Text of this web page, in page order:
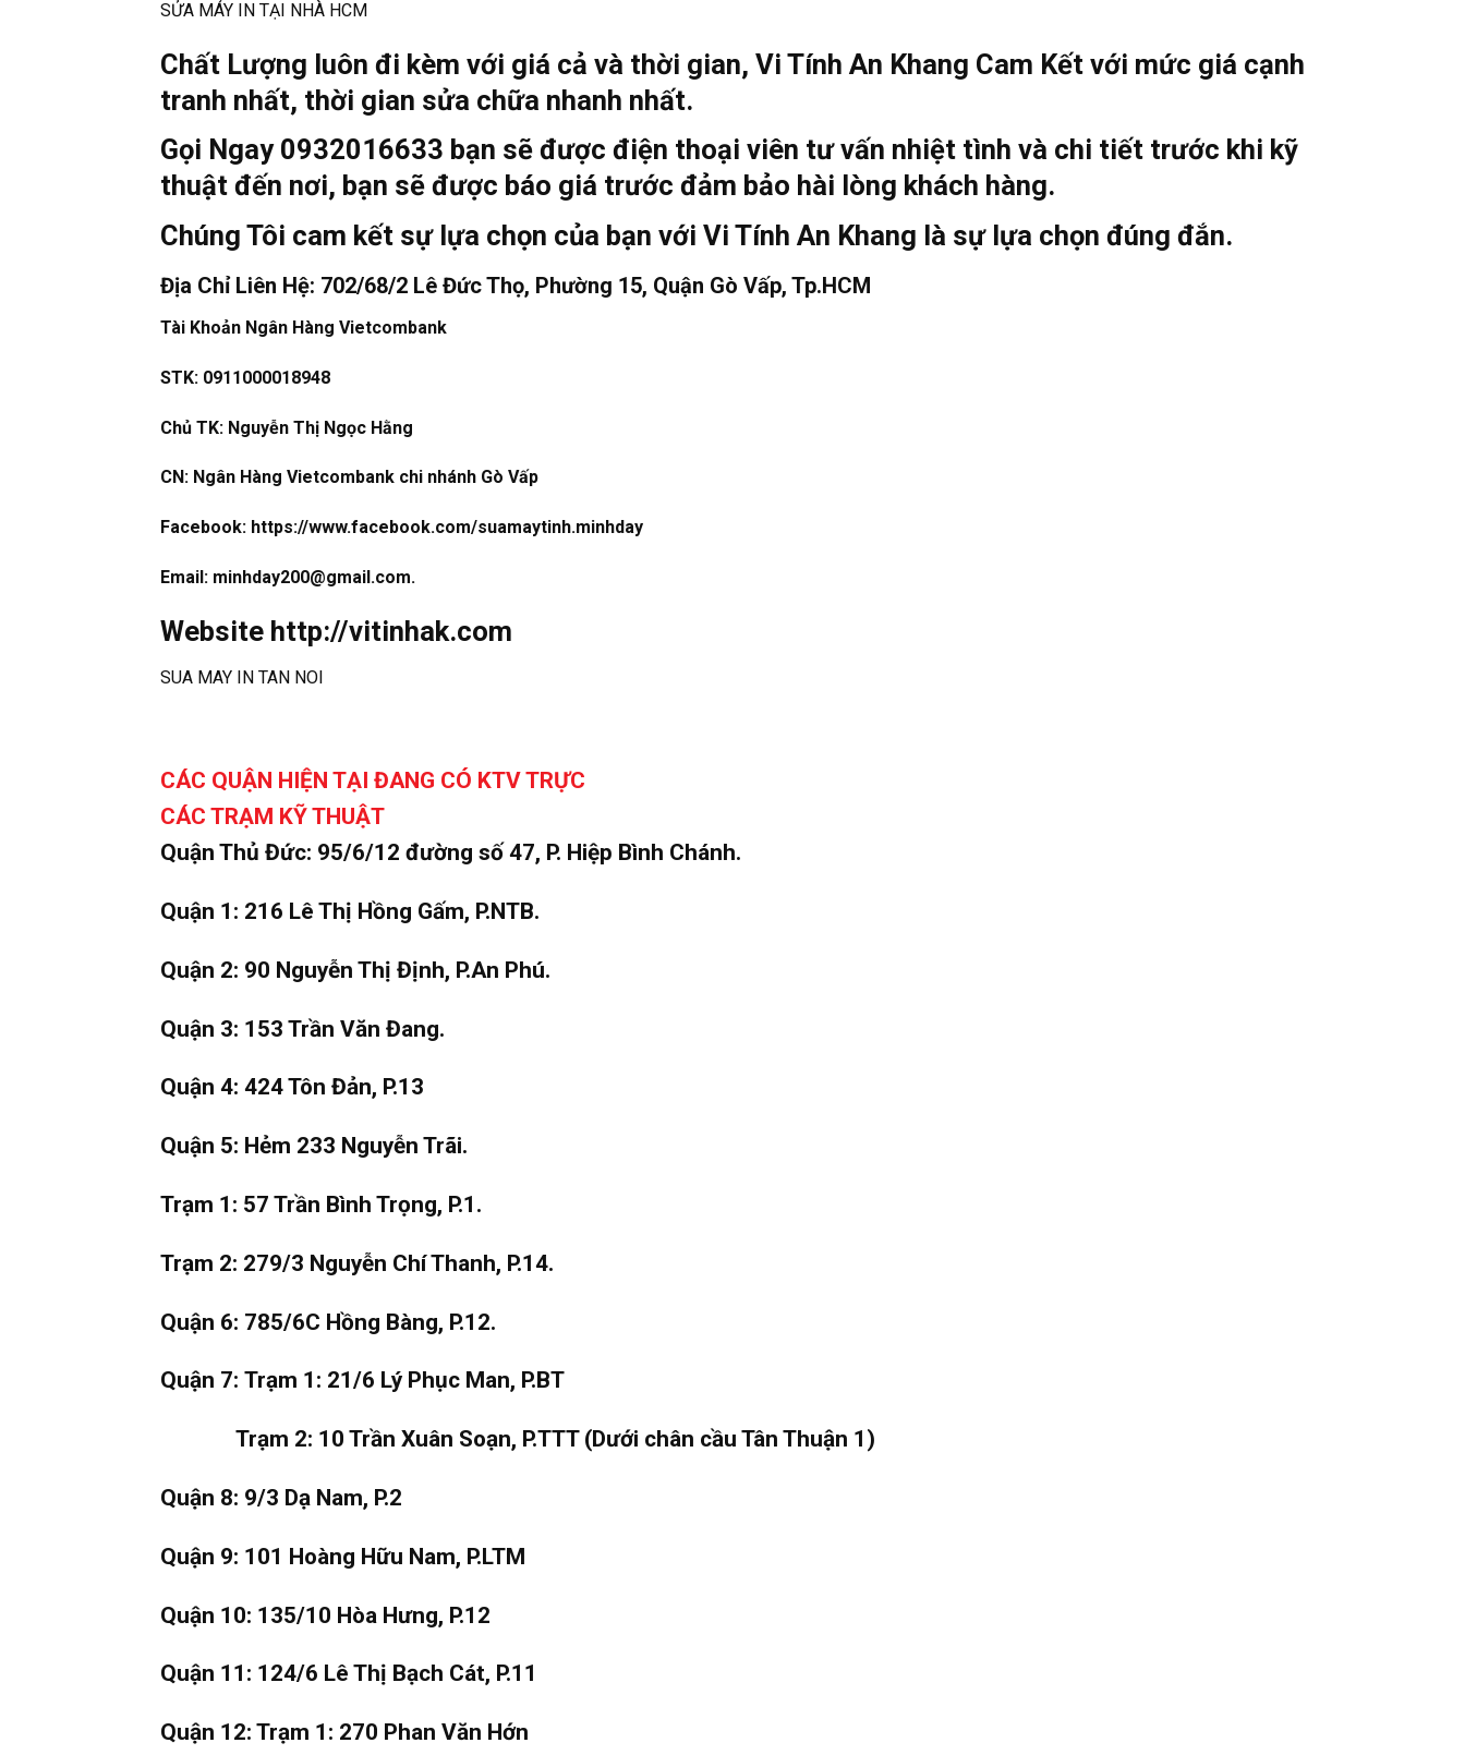
SỬA MÁY IN TẠI NHÀ HCM
Chất Lượng luôn đi kèm với giá cả và thời gian, Vi Tính An Khang Cam Kết với mức giá cạnh
tranh nhất, thời gian sửa chữa nhanh nhất.
Gọi Ngay 0932016633 bạn sẽ được điện thoại viên tư vấn nhiệt tình và chi tiết trước khi kỹ
thuật đến nơi, bạn sẽ được báo giá trước đảm bảo hài lòng khách hàng.
Chúng Tôi cam kết sự lựa chọn của bạn với Vi Tính An Khang là sự lựa chọn đúng đắn.
Địa Chỉ Liên Hệ: 702/68/2 Lê Đức Thọ, Phường 15, Quận Gò Vấp, Tp.HCM
Tài Khoản Ngân Hàng Vietcombank
STK: 0911000018948
Chủ TK: Nguyễn Thị Ngọc Hằng
CN: Ngân Hàng Vietcombank chi nhánh Gò Vấp
Facebook: https://www.facebook.com/suamaytinh.minhday
Email: minhday200@gmail.com.
Website http://vitinhak.com
SUA MAY IN TAN NOI
CÁC QUẬN HIỆN TẠI ĐANG CÓ KTV TRỰC
CÁC TRẠM KỸ THUẬT
Quận Thủ Đức: 95/6/12 đường số 47, P. Hiệp Bình Chánh.
Quận 1: 216 Lê Thị Hồng Gấm, P.NTB.
Quận 2: 90 Nguyễn Thị Định, P.An Phú.
Quận 3: 153 Trần Văn Đang.
Quận 4: 424 Tôn Đản, P.13
Quận 5: Hẻm 233 Nguyễn Trãi.
Trạm 1: 57 Trần Bình Trọng, P.1.
Trạm 2: 279/3 Nguyễn Chí Thanh, P.14.
Quận 6: 785/6C Hồng Bàng, P.12.
Quận 7: Trạm 1: 21/6 Lý Phục Man, P.BT
Trạm 2: 10 Trần Xuân Soạn, P.TTT (Dưới chân cầu Tân Thuận 1)
Quận 8: 9/3 Dạ Nam, P.2
Quận 9: 101 Hoàng Hữu Nam, P.LTM
Quận 10: 135/10 Hòa Hưng, P.12
Quận 11: 124/6 Lê Thị Bạch Cát, P.11
Quận 12: Trạm 1: 270 Phan Văn Hớn